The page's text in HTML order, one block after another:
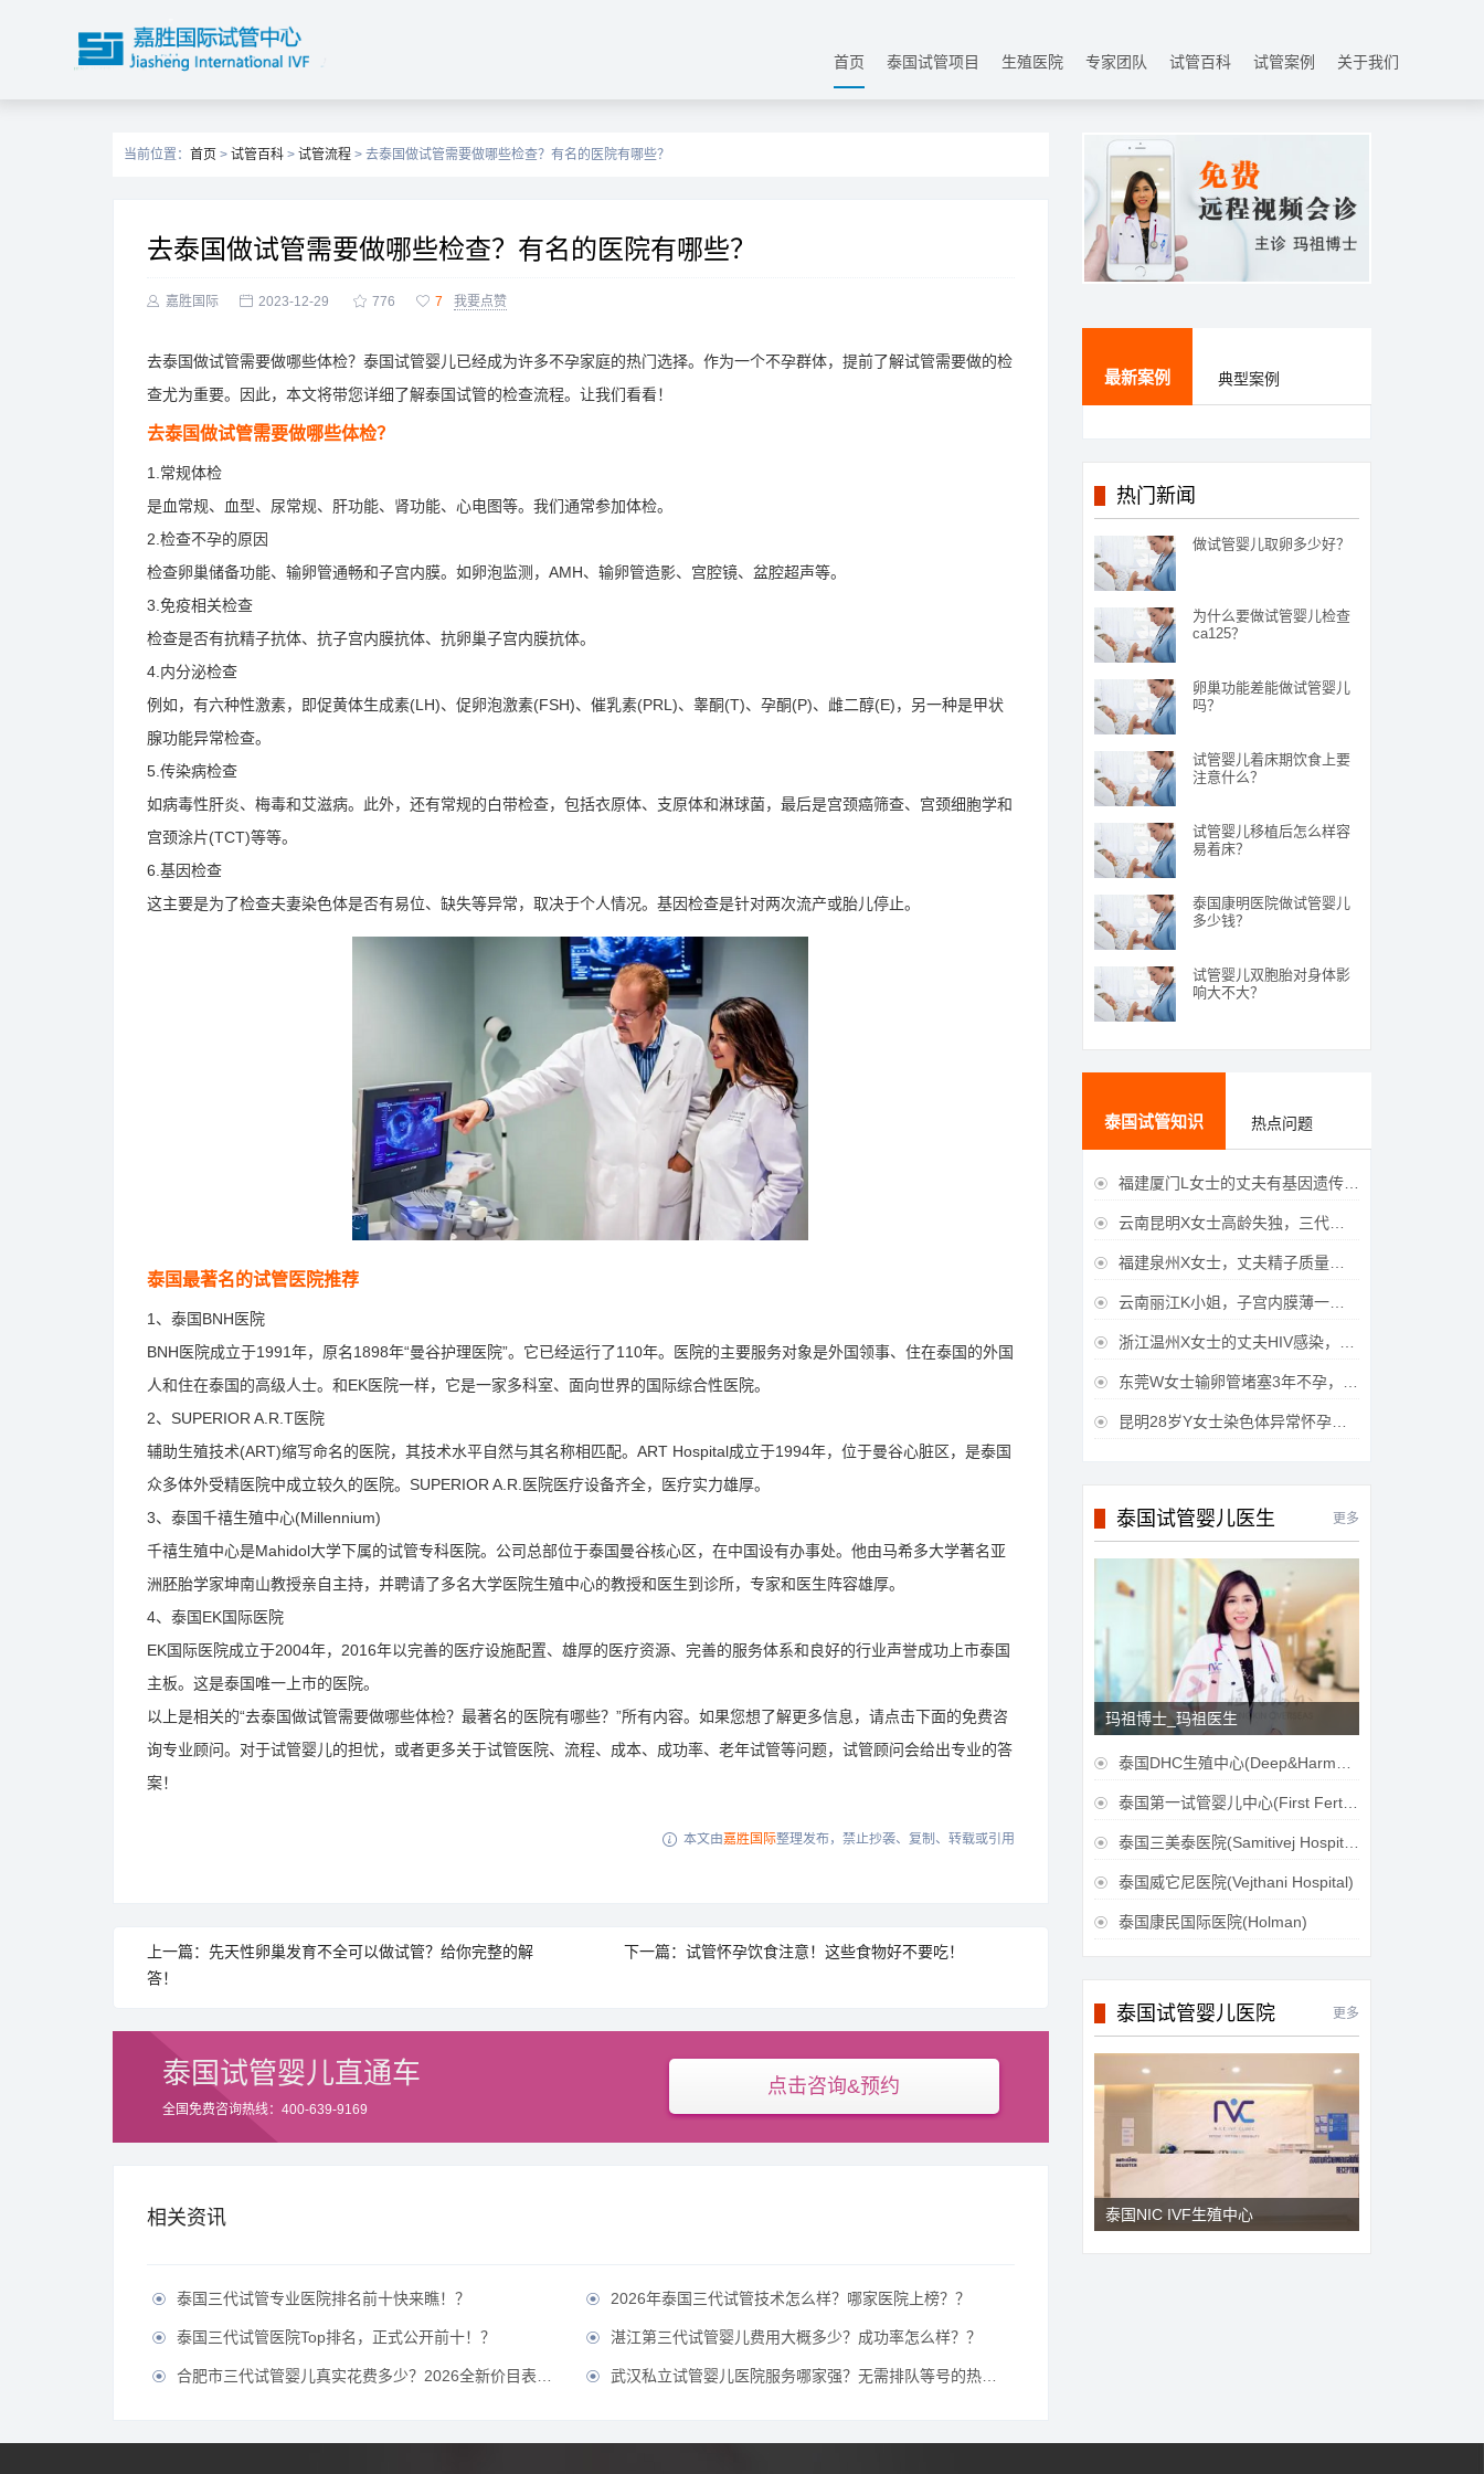
首页 泰国试管项目 生殖医院 专家团队 试管百科 试管案例 关于我们
当前位置： 首页 > 试管百科 > 试管流程 > 去泰国做试管需要做哪些检查？有名的医院有哪些？
去泰国做试管需要做哪些检查？有名的医院有哪些？
 嘉胜国际  2023-12-29  776  7 我要点赞
去泰国做试管需要做哪些体检？泰国试管婴儿已经成为许多不孕家庭的热门选择。作为一个不孕群体，提前了解试管需要做的检
查尤为重要。因此，本文将带您详细了解泰国试管的检查流程。让我们看看！
去泰国做试管需要做哪些体检？
1.常规体检
是血常规、血型、尿常规、肝功能、肾功能、心电图等。我们通常参加体检。
2.检查不孕的原因
检查卵巢储备功能、输卵管通畅和子宫内膜。如卵泡监测，AMH、输卵管造影、宫腔镜、盆腔超声等。
3.免疫相关检查
检查是否有抗精子抗体、抗子宫内膜抗体、抗卵巢子宫内膜抗体。
4.内分泌检查
例如，有六种性激素，即促黄体生成素(LH)、促卵泡激素(FSH)、催乳素(PRL)、睾酮(T)、孕酮(P)、雌二醇(E)，另一种是甲状
腺功能异常检查。
5.传染病检查
如病毒性肝炎、梅毒和艾滋病。此外，还有常规的白带检查，包括衣原体、支原体和淋球菌，最后是宫颈癌筛查、宫颈细胞学和
宫颈涂片(TCT)等等。
6.基因检查
这主要是为了检查夫妻染色体是否有易位、缺失等异常，取决于个人情况。基因检查是针对两次流产或胎儿停止。
泰国最著名的试管医院推荐
1、泰国BNH医院
BNH医院成立于1991年，原名1898年“曼谷护理医院”。它已经运行了110年。医院的主要服务对象是外国领事、住在泰国的外国
人和住在泰国的高级人士。和EK医院一样，它是一家多科室、面向世界的国际综合性医院。
2、SUPERIOR A.R.T医院
辅助生殖技术(ART)缩写命名的医院，其技术水平自然与其名称相匹配。ART Hospital成立于1994年，位于曼谷心脏区，是泰国
众多体外受精医院中成立较久的医院。SUPERIOR A.R.医院医疗设备齐全，医疗实力雄厚。
3、泰国千禧生殖中心(Millennium)
千禧生殖中心是Mahidol大学下属的试管专科医院。公司总部位于泰国曼谷核心区，在中国设有办事处。他由马希多大学著名亚
洲胚胎学家坤南山教授亲自主持，并聘请了多名大学医院生殖中心的教授和医生到诊所，专家和医生阵容雄厚。
4、泰国EK国际医院
EK国际医院成立于2004年，2016年以完善的医疗设施配置、雄厚的医疗资源、完善的服务体系和良好的行业声誉成功上市泰国
主板。这是泰国唯一上市的医院。
以上是相关的“去泰国做试管需要做哪些体检？最著名的医院有哪些？”所有内容。如果您想了解更多信息，请点击下面的免费咨
询专业顾问。对于试管婴儿的担忧，或者更多关于试管医院、流程、成本、成功率、老年试管等问题，试管顾问会给出专业的答
案！
 本文由嘉胜国际整理发布，禁止抄袭、复制、转载或引用
上一篇：先天性卵巢发育不全可以做试管？给你完整的解
答！
下一篇：试管怀孕饮食注意！这些食物好不要吃！
泰国试管婴儿直通车
全国免费咨询热线：400-639-9169
点击咨询&预约
相关资讯
 泰国三代试管专业医院排名前十快来瞧！？  2026年泰国三代试管技术怎么样？哪家医院上榜？？
 泰国三代试管医院Top排名，正式公开前十！？  湛江第三代试管婴儿费用大概多少？成功率怎么样？？
 合肥市三代试管婴儿真实花费多少？2026全新价目表公开！？  武汉私立试管婴儿医院服务哪家强？无需排队等号的热门医院推荐？
最新案例 典型案例
热门新闻
做试管婴儿取卵多少好？
为什么要做试管婴儿检查
ca125？
卵巢功能差能做试管婴儿
吗？
试管婴儿着床期饮食上要
注意什么？
试管婴儿移植后怎么样容
易着床？
泰国康明医院做试管婴儿
多少钱？
试管婴儿双胞胎对身体影
响大不大？
泰国试管知识 热点问题
 福建厦门L女士的丈夫有基因遗传疾病，三代试管生育健康宝宝
 云南昆明X女士高龄失独，三代试管助她重获女儿
 福建泉州X女士，丈夫精子质量差，三代试管获得男宝宝
 云南丽江K小姐，子宫内膜薄一直未孕，三代试管一次成功获得
 浙江温州X女士的丈夫HIV感染，三代试管成功获得女宝宝
 东莞W女士输卵管堵塞3年不孕，泰国三代试管喜获
 昆明28岁Y女士染色体异常怀孕难，泰国三代试管成功好孕
泰国试管婴儿医生 更多
玛祖博士_玛祖医生
 泰国DHC生殖中心(Deep&Harmonicare IVF Center)
 泰国第一试管婴儿中心(First Fertilily PGS Center Limitied)
 泰国三美泰医院(Samitivej Hospital)
 泰国威它尼医院(Vejthani Hospital)
 泰国康民国际医院(Holman)
泰国试管婴儿医院 更多
泰国NIC IVF生殖中心